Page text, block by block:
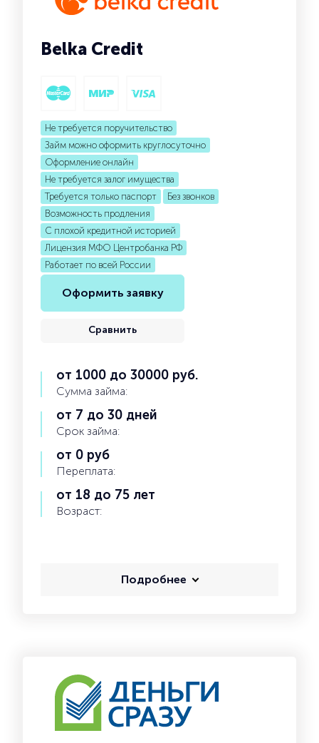
Belka Credit
Не требуется поручительство
Займ можно оформить круглосуточно
Оформление онлайн
Не требуется залог имущества
Требуется только паспорт
Без звонков
Возможность продления
С плохой кредитной историей
Лицензия МФО Центробанка РФ
Работает по всей России
Оформить заявку
Сравнить
от 1000 до 30000 руб.
Сумма займа:
от 7 до 30 дней
Срок займа:
от 0 руб
Переплата:
от 18 до 75 лет
Возраст:
Подробнее